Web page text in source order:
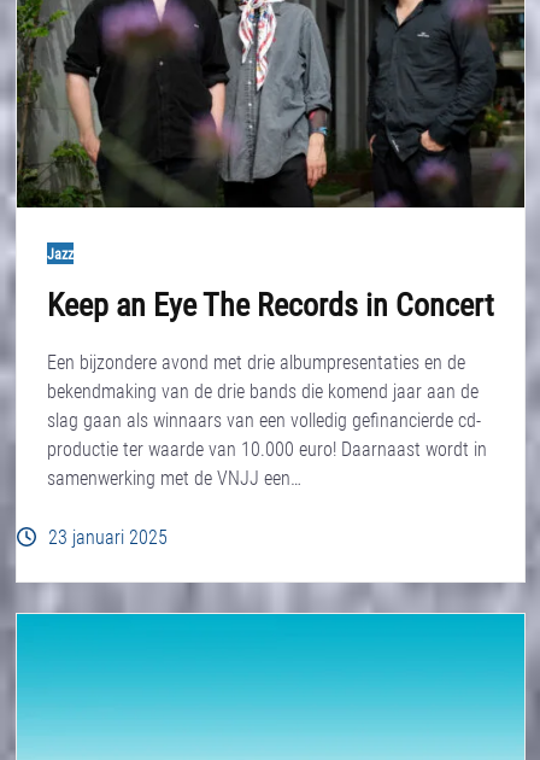
Jazz
Keep an Eye The Records in Concert
Een bijzondere avond met drie albumpresentaties en de
bekendmaking van de drie bands die komend jaar aan de
slag gaan als winnaars van een volledig gefinancierde cd-
productie ter waarde van 10.000 euro! Daarnaast wordt in
samenwerking met de VNJJ een…
23 januari 2025